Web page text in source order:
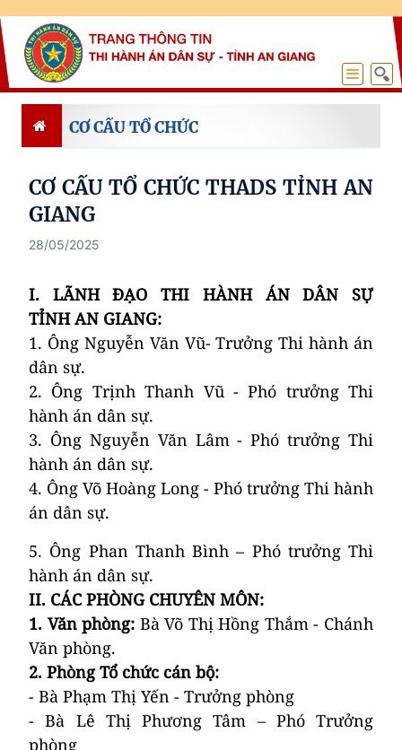
CƠ CẤU TỔ CHỨC
CƠ CẤU TỔ CHỨC THADS TỈNH AN
GIANG
28/05/2025
I. LÃNH ĐẠO THI HÀNH ÁN DÂN SỰ
TỈNHAN GIANG:
1. Ông Nguyễn Văn Vũ- Trưởng Thi hành án
dân sự.
2. Ông Trịnh Thanh Vũ - Phó trưởng Thi
hành án dân sự.
3. Ông Nguyễn Văn Lâm - Phó trưởng Thi
hành án dân sự.
4. Ông Võ Hoàng Long - Phó trưởng Thi hành
án dân sự.
5. Ông Phan Thanh Bình – Phó trưởng Thi
hành án dân sự.
II. CÁC PHÒNG CHUYÊN MÔN:
1. Văn phòng: Bà Võ Thị Hồng Thắm - Chánh
Văn phòng.
2. Phòng Tổ chức cán bộ:
- Bà Phạm Thị Yến - Trưởng phòng
- Bà Lê Thị Phương Tâm – Phó Trưởng
phòng